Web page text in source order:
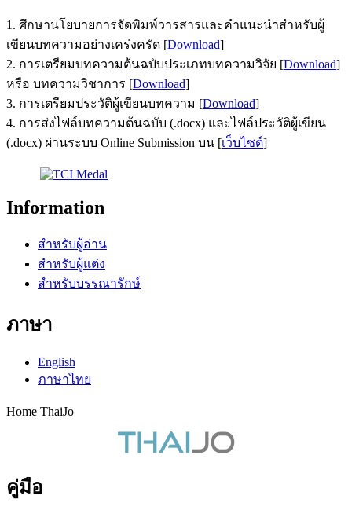
1. ศึกษานโยบายการจัดพิมพ์วารสารและคำแนะนำสำหรับผู้
เขียนบทความอย่างเคร่งครัด [Download]
2. การเตรียมบทความต้นฉบับประเภทบทความวิจัย [Download]
หรือ บทความวิชาการ [Download]
3. การเตรียมประวัติผู้เขียนบทความ [Download]
4. การส่งไฟล์บทความต้นฉบับ (.docx) และไฟล์ประวัติผู้เขียน
(.docx) ผ่านระบบ Online Submission บน [เว็บไซต์]
Information
สำหรับผู้อ่าน
สำหรับผู้แต่ง
สำหรับบรรณารักษ์
ภาษา
English
ภาษาไทย
Home ThaiJo
คู่มือ